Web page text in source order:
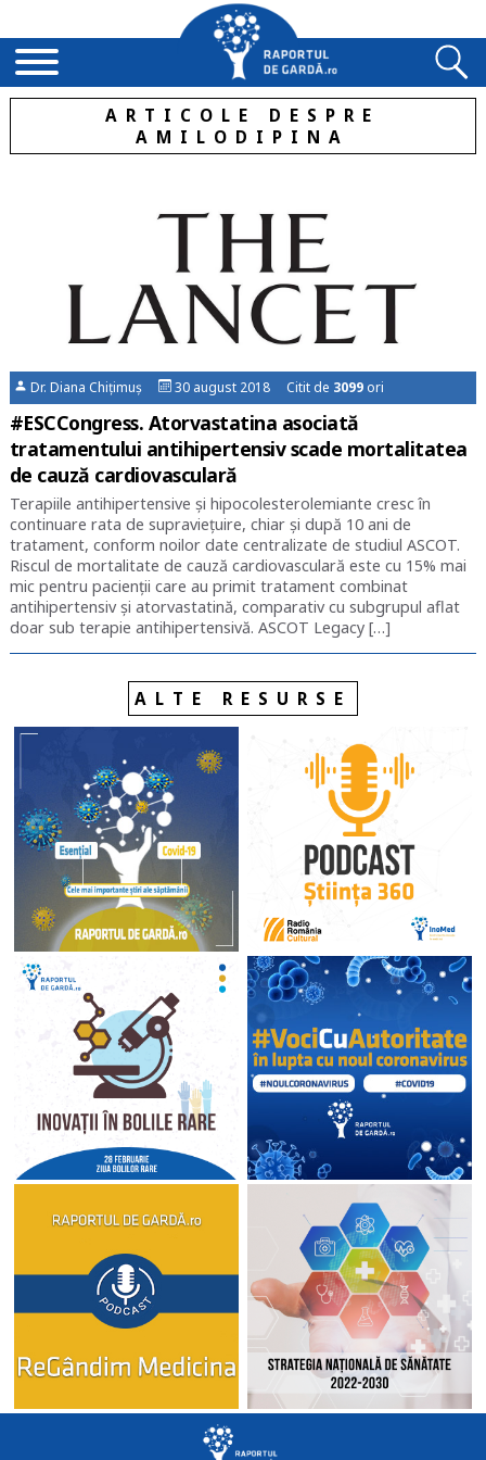
ARTICOLE DESPRE
AMILODIPINA
Dr. Diana Chițimuș 30 august 2018 Citit de 3099 ori
#ESCCongress. Atorvastatina asociată
tratamentului antihipertensiv scade mortalitatea
de cauză cardiovasculară
Terapiile antihipertensive și hipocolesterolemiante cresc în
continuare rata de supraviețuire, chiar și după 10 ani de
tratament, conform noilor date centralizate de studiul ASCOT.
Riscul de mortalitate de cauză cardiovasculară este cu 15% mai
mic pentru pacienții care au primit tratament combinat
antihipertensiv și atorvastatină, comparativ cu subgrupul aflat
doar sub terapie antihipertensivă. ASCOT Legacy […]
ALTE RESURSE